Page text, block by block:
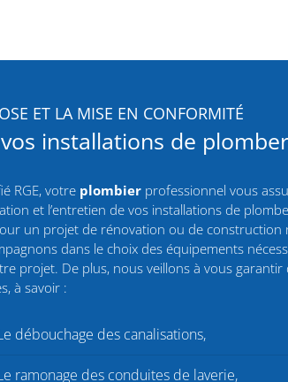
ET LA MISE EN CONFORMITÉ
installations de
RGE, votre plombier professionnel vous
et l’entretien de vos installations de
un projet de rénovation ou de construction
dans le choix des équipements
projet. De plus, nous veillons à vous
à savoir :
débouchage des canalisations,
ramonage des conduites de laverie,